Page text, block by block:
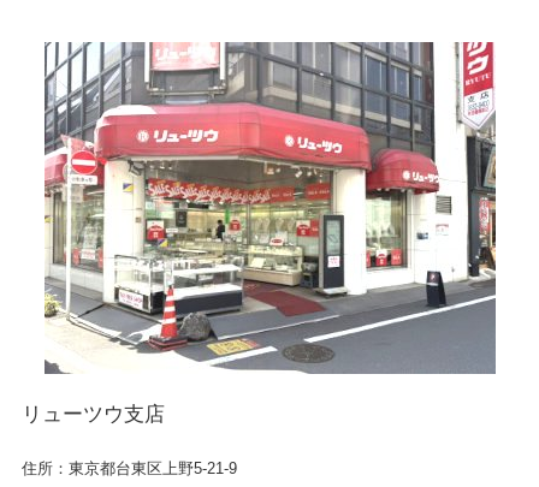
リューツウ支店
住所：東京都台東区上野5-21-9